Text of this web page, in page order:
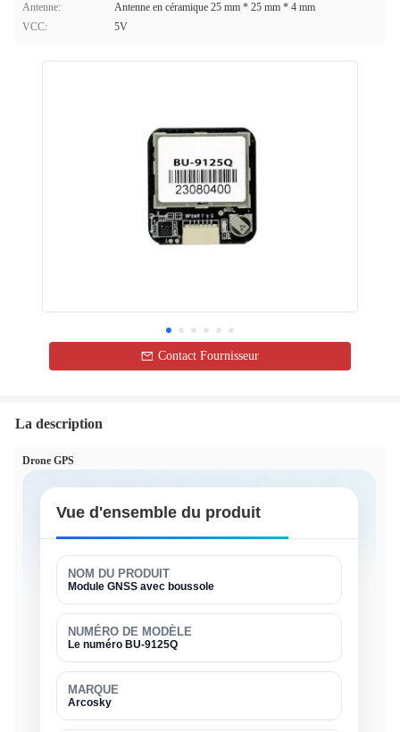
Antenne:
Antenne en céramique 25 mm * 25 mm * 4 mm
VCC:
5V
Contact Fournisseur
La description
Drone GPS
Vue d'ensemble du produit
NOM DU PRODUIT
Module GNSS avec boussole
NUMÉRO DE MODÈLE
Le numéro BU-9125Q
MARQUE
Arcosky